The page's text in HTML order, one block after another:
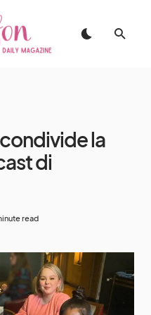
la
di
read